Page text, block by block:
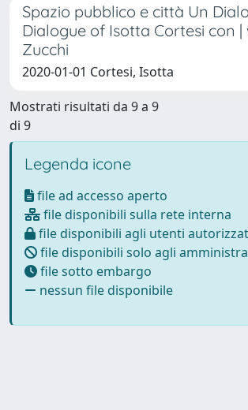
Spazio pubblico e città Un
Dialogue of Isotta Cortesi con |
Zucchi
2020-01-01 Cortesi, Isotta
Mostrati risultati da 9 a 9
di 9
Legenda icone
file ad accesso aperto
file disponibili sulla rete interna
file disponibili agli utenti
file disponibili solo agli
file sotto embargo
nessun file disponibile